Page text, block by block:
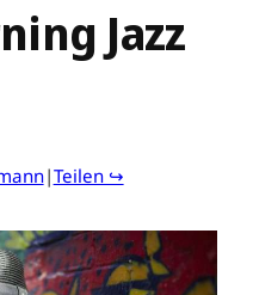
Jazz
|Teilen ↪